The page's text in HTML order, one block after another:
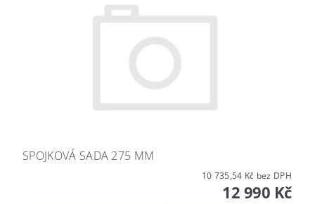
SPOJKOVÁ SADA 275 MM
10 735,54 Kč bez DPH
12 990 Kč